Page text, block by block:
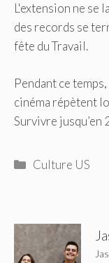
L'extension ne se
des records se
fête du Travail.
Pendant ce
cinéma répètent
Survivre jusqu’en
Catégories
Culture US